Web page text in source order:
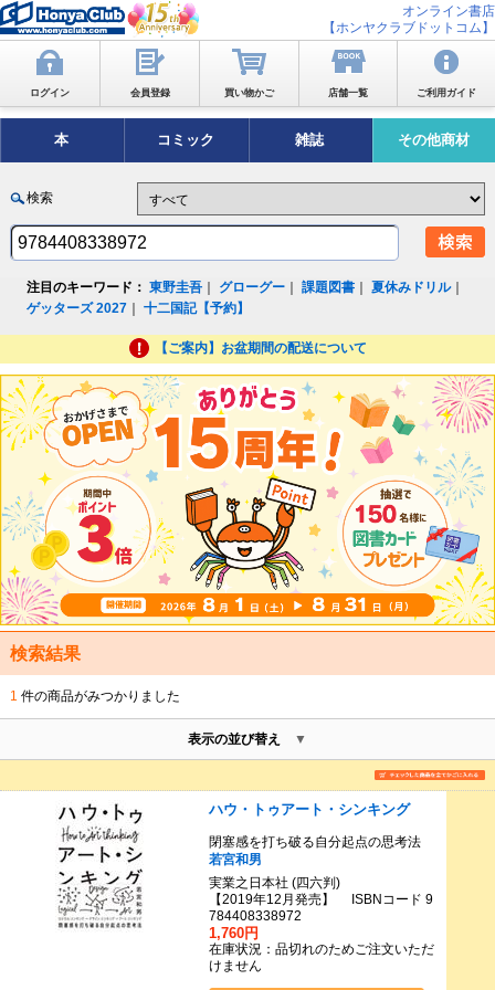
オンライン書店
【ホンヤクラブドットコム】
ログイン 会員登録 買い物かご 店舗一覧 ご利用ガイド
本 コミック 雑誌 その他商材
検索
注目のキーワード： 東野圭吾 グローグー ｜課題図書 ｜夏休みドリル｜
ゲッターズ 2027 ｜十二国記【予約】
【ご案内】お盆期間の配送について
検索結果
1 件の商品がみつかりました
表示の並び替え
ハウ・トゥアート・シンキング
閉塞感を打ち破る自分起点の思考法
若宮和男
実業之日本社 (四六判)
【2019年12月発売】 ISBNコード 9
784408338972
1,760円
在庫状況：品切れのためご注文いただ
けません